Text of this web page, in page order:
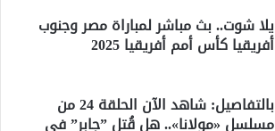
يلا شوت.. بث مباشر لمباراة مصر وجنوب
أفريقيا كأس أمم أفريقيا 2025
بالتفاصيل: شاهد الآن الحلقة 24 من
مسلسل «مولانا».. هل قُتل ”جابر” في